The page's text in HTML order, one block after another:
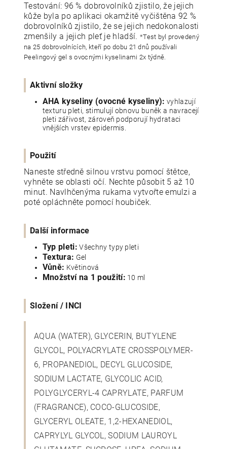
Testování: 96 % dobrovolníků zjistilo, že jejich
kůže byla po aplikaci okamžitě vyčištěna 92 %
dobrovolníků zjistilo, že se jejich nedokonalosti
zmenšily a jejich pleť je hladší. *Test byl provedený
na 25 dobrovolnících, kteří po dobu 21 dnů používali
Peelingový gel s ovocnými kyselinami 2x týdně.
Aktivní složky
AHA kyseliny (ovocné kyseliny): vyhlazují
texturu pleti, stimulují obnovu buněk a navracejí
pleti zářivost, zároveň podporují hydrataci
vnějších vrstev epidermis.
Použití
Naneste středně silnou vrstvu pomocí štětce,
vyhněte se oblasti očí. Nechte působit 5 až 10
minut. Navlhčenýma rukama vytvořte emulzi a
poté opláchněte pomocí houbiček.
Další informace
Typ pleti: Všechny typy pleti
Textura: Gel
Vůně: Květinová
Množství na 1 použití: 10 ml
Složení / INCI
AQUA (WATER), GLYCERIN, BUTYLENE
GLYCOL, POLYACRYLATE CROSSPOLYMER-
6, PROPANEDIOL, DECYL GLUCOSIDE,
SODIUM LACTATE, GLYCOLIC ACID,
POLYGLYCERYL-4 CAPRYLATE, PARFUM
(FRAGRANCE), COCO-GLUCOSIDE,
GLYCERYL OLEATE, 1,2-HEXANEDIOL,
CAPRYLYL GLYCOL, SODIUM LAUROYL